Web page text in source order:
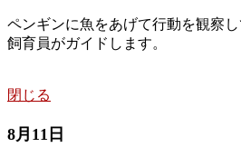
ペンギンに魚をあげて行動を観察し
飼育員がガイドします。
閉じる
8月11日